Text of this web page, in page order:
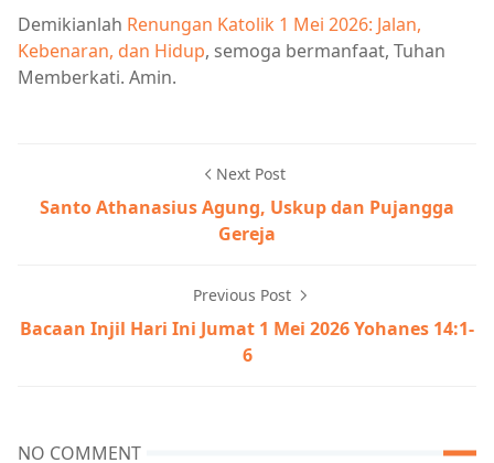
Demikianlah Renungan Katolik 1 Mei 2026: Jalan,
Kebenaran, dan Hidup, semoga bermanfaat, Tuhan
Memberkati. Amin.
Next Post
Santo Athanasius Agung, Uskup dan Pujangga
Gereja
Previous Post
Bacaan Injil Hari Ini Jumat 1 Mei 2026 Yohanes 14:1-
6
NO COMMENT